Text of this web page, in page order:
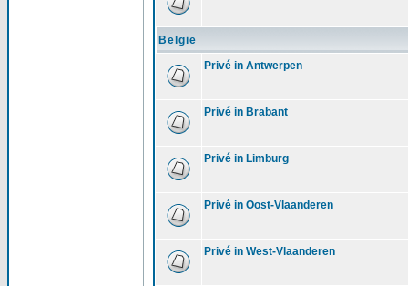
België
Privé in Antwerpen
Privé in Brabant
Privé in Limburg
Privé in Oost-Vlaanderen
Privé in West-Vlaanderen